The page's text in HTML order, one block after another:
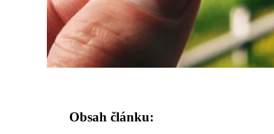
Obsah článku: